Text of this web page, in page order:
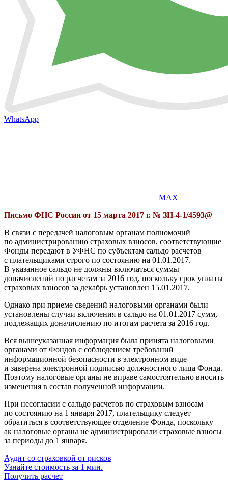
WhatsApp
MAX
Письмо ФНС России от 15 марта 2017 г. № ЗН-4-1/4593@
В связи с передачей налоговым органам полномочий
по администрированию страховых взносов, соответствующие
Фонды передают в УФНС по субъектам сальдо расчетов
с плательщиками строго по состоянию на 01.01.2017.
В указанное сальдо не должны включаться суммы
доначислений по расчетам за 2016 год, поскольку срок уплаты
страховых взносов за декабрь установлен 15.01.2017.
Однако при приеме сведений налоговыми органами были
установлены случаи включения в сальдо на 01.01.2017 сумм,
подлежащих доначислению по итогам расчета за 2016 год.
Вся вышеуказанная информация была принята налоговыми
органами от Фондов с соблюдением требований
информационной безопасности в электронном виде
и заверена электронной подписью должностного лица Фонда.
Поэтому налоговые органы не вправе самостоятельно вносить
изменения в состав полученной информации.
При несогласии с сальдо расчетов по страховым взносам
по состоянию на 1 января 2017, плательщику следует
обратиться в соответствующее отделение Фонда, поскольку
ак налоговые органы не администрировали страховые взносы
за периоды до 1 января.
Аудит со страховкой от рисков
Узнайте стоимость за 1 мин.
Получить расчет